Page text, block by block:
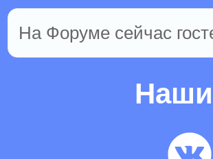
На Форуме сейчас